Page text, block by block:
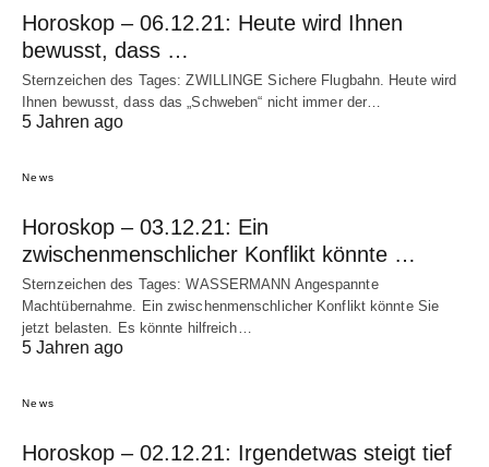
Horoskop – 06.12.21: Heute wird Ihnen
bewusst, dass …
Sternzeichen des Tages: ZWILLINGE Sichere Flugbahn. Heute wird
Ihnen bewusst, dass das „Schweben“ nicht immer der…
5 Jahren ago
News
Horoskop – 03.12.21: Ein
zwischenmenschlicher Konflikt könnte …
Sternzeichen des Tages: WASSERMANN Angespannte
Machtübernahme. Ein zwischenmenschlicher Konflikt könnte Sie
jetzt belasten. Es könnte hilfreich…
5 Jahren ago
News
Horoskop – 02.12.21: Irgendetwas steigt tief